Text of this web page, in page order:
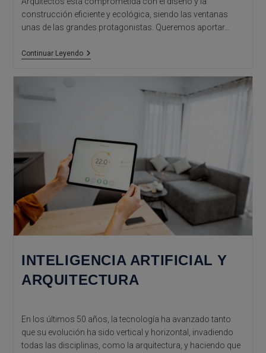
construcción eficiente y ecológica, siendo las ventanas
unas de las grandes protagonistas. Queremos aportar…
Continuar LeyendoVentanas
INTELIGENCIA ARTIFICIAL Y
ARQUITECTURA
En los últimos 50 años, la tecnología ha avanzado tanto
que su evolución ha sido vertical y horizontal, invadiendo
todas las disciplinas, como la arquitectura, y haciendo que